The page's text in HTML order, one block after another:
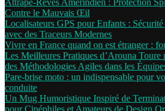
Attrape-Rêves Amérindien : Protection
Contre le Mauvais Œil
Localisateurs GPS pour Enfants :
avec des Traceurs Modernes
Vivre en France quand on est étranger :
Les Meilleures Pratiques d’Arouna
des Méthodologies Agiles dans les
Pare-brise moto : un indispensable pour
conduite
Un Mug Humoristique Inspiré de
pour Cinéphiles et Amateurs de Design